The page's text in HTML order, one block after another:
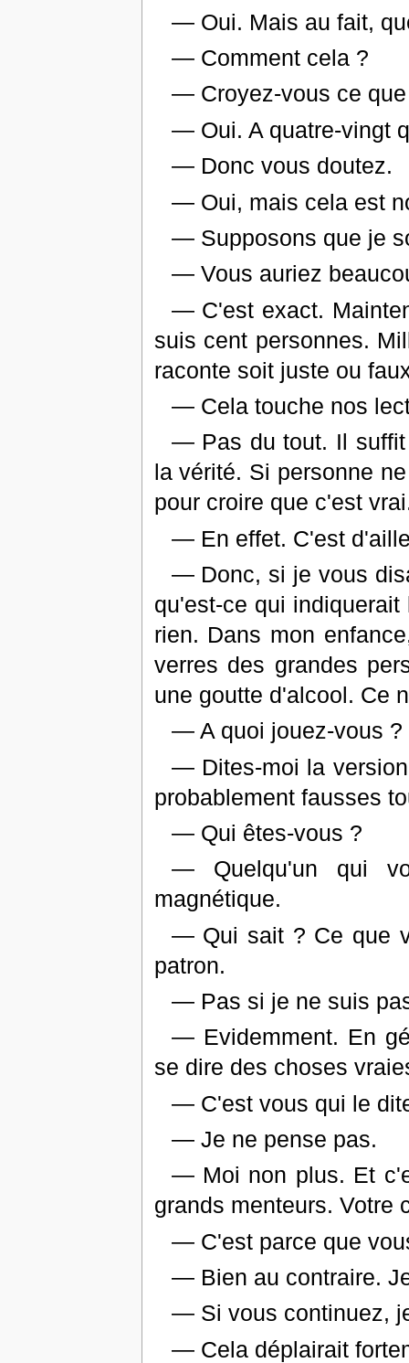
— Oui. Mais au fait,
— Comment cela ?
— Croyez-vous ce
— Oui. A quatre-vingt
— Donc vous doutez.
— Oui, mais cela est
— Supposons que je
— Vous auriez
— C'est exact.
suis cent personnes.
raconte soit juste ou
— Cela touche nos
— Pas du tout. Il suffit
la vérité. Si personne
pour croire que c'est
— En effet. C'est
— Donc, si je vous
qu'est-ce qui
rien. Dans mon
verres des grandes
une goutte d'alcool. Ce
— A quoi jouez-vous ?
— Dites-moi la
probablement fausses
— Qui êtes-vous ?
— Quelqu'un qui
magnétique.
— Qui sait ? Ce que
patron.
— Pas si je ne suis
— Evidemment. En
se dire des choses
— C'est vous qui le
— Je ne pense pas.
— Moi non plus. Et
grands menteurs. Votre
— C'est parce que
— Bien au contraire.
— Si vous continuez,
— Cela déplairait